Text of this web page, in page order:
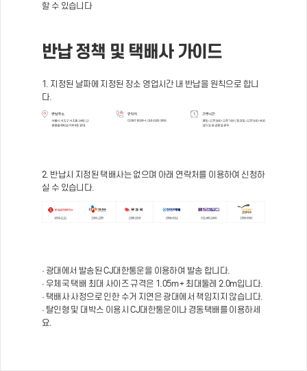
할 수 있습니다
반납 정책 및 택배사 가이드
1. 지정된 날짜에 지정된 장소 영업시간 내 반납을 원칙으로 합니
다.
2. 반납시 지정된 택배사는 없으며 아래 연락처를 이용하여 신청하
실 수 있습니다.
· 광대에서 발송된 CJ대한통운을 이용하여 발송 합니다.
· 우체국 택배 최대 사이즈 규격은 1.05m + 최대둘레 2.0m입니다.
· 택배사 사정으로 인한 수거 지연은 광대에서 책임지지 않습니다.
· 탈인형 및 대박스 이용시 CJ대한통운이나 경동택배를 이용하세
요.